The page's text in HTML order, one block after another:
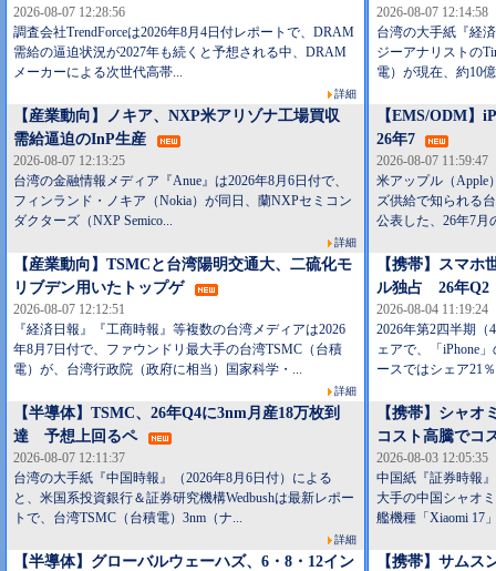
2026-08-07 12:28:56
調査会社TrendForceは2026年8月4日付レポートで、DRAM
需給の逼迫状況が2027年も続くと予想される中、DRAM
メーカーによる次世代高帯...
詳細
【産業動向】ノキア、NXP米アリゾナ工場買収
需給逼迫のInP生産
2026-08-07 12:13:25
台湾の金融情報メディア『Anue』は2026年8月6日付で、
フィンランド・ノキア（Nokia）が同日、蘭NXPセミコン
ダクターズ（NXP Semico...
詳細
【産業動向】TSMCと台湾陽明交通大、二硫化モ
リブデン用いたトップゲ
2026-08-07 12:12:51
『経済日報』『工商時報』等複数の台湾メディアは2026
年8月7日付で、ファウンドリ最大手の台湾TSMC（台積
電）が、台湾行政院（政府に相当）国家科学・...
詳細
【半導体】TSMC、26年Q4に3nm月産18万枚到
達 予想上回るペ
2026-08-07 12:11:37
台湾の大手紙『中国時報』（2026年8月6日付）による
と、米国系投資銀行＆証券研究機構Wedbushは最新レポー
トで、台湾TSMC（台積電）3nm（ナ...
詳細
【半導体】グローバルウェーハズ、6・8・12イン
2026-08-07 12:14:58
台湾の大手紙『経
ジーアナリストの
電）が現在、約10
【EMS/ODM】
26年7
2026-08-07 11:59:47
米アップル（Apple
ズ供給で知られる
公表した、26年7
【携帯】スマホ
ル独占 26年
2026-08-04 11:19:24
2026年第2四半期
ェアで、「iPhone
ースではシェア21
【携帯】シャ
コスト高騰でコ
2026-08-03 12:05:35
中国紙『証券時報
大手の中国シャオ
艦機種「Xiaomi 17
【携帯】サム